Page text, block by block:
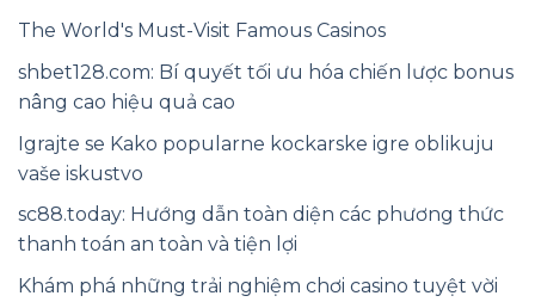
The World's Must-Visit Famous Casinos
shbet128.com: Bí quyết tối ưu hóa chiến lược bonus
nâng cao hiệu quả cao
Igrajte se Kako popularne kockarske igre oblikuju
vaše iskustvo
sc88.today: Hướng dẫn toàn diện các phương thức
thanh toán an toàn và tiện lợi
Khám phá những trải nghiệm chơi casino tuyệt vời